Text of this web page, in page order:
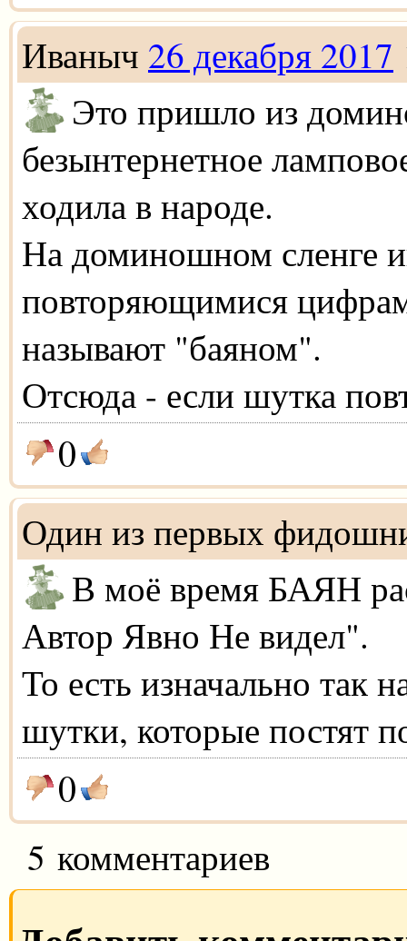
Иваныч 26 декабря 2017
Это пришло из
безынтернетное
ходила в народе.
На доминошном сленге
повторяющимися
называют "баяном".
Отсюда - если шутка
0
Один из первых
В моё время БАЯН
Автор Явно Не видел".
То есть изначально так
шутки, которые постят
0
5 комментариев